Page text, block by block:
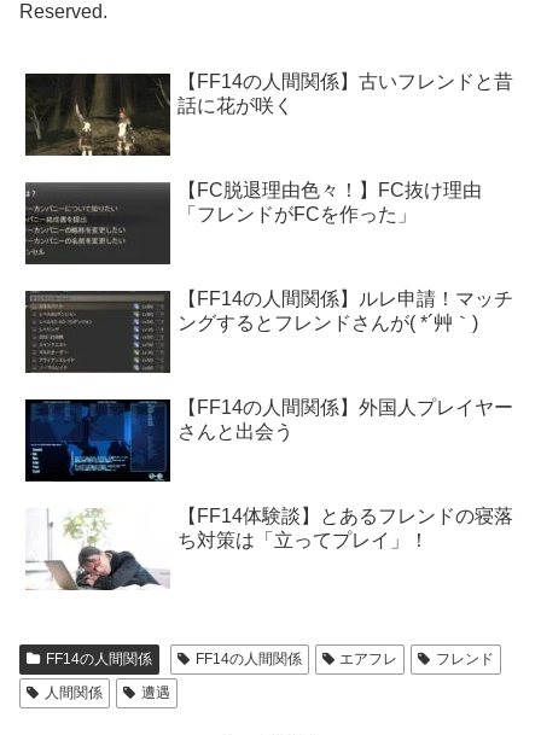
Reserved.
【FF14の人間関係】古いフレンドと昔
話に花が咲く
【FC脱退理由色々！】FC抜け理由
「フレンドがFCを作った」
【FF14の人間関係】ルレ申請！マッチ
ングするとフレンドさんが( *´艸｀)
【FF14の人間関係】外国人プレイヤー
さんと出会う
【FF14体験談】とあるフレンドの寝落
ち対策は「立ってプレイ」！
FF14の人間関係 FF14の人間関係 エアフレ
フレンド
人間関係
遭遇